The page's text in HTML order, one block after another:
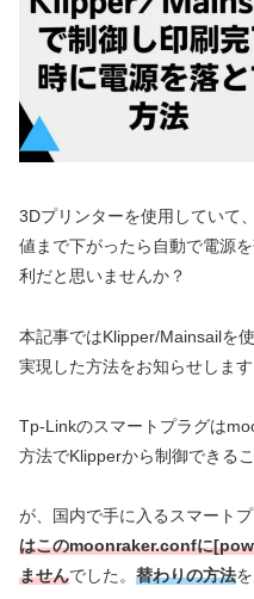
3Dプリンターを使用していて
値まで下がったら自動で電源
利だと思いませんか？
本記事ではKlipper/Mainsailを
実現した方法をお知らせします
Tp-Linkのスマートプラグは
方法でKlipperから制御できる
が、国内で手に入るスマートプ
はこのmoonraker.confに
ませんでした。 替わりの方法